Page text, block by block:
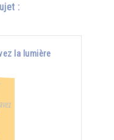
:
la lumière